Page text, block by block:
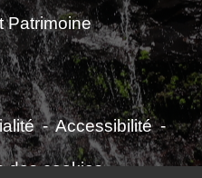
Patrimoine
- Accessibilité -
des cookies